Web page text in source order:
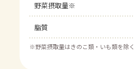
野菜摂取量※
脂質
※野菜摂取量はきのこ類・いも類を除く